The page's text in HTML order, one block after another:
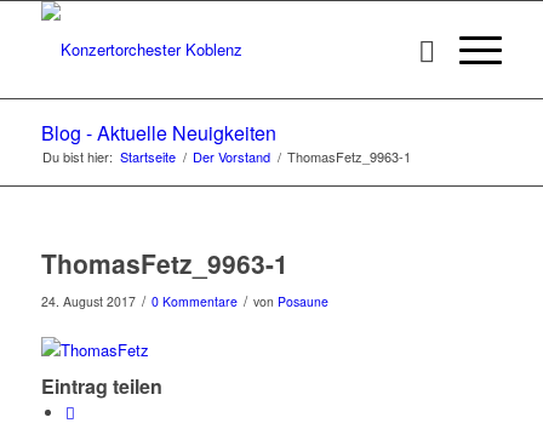
Blog - Aktuelle Neuigkeiten
Du bist hier: Startseite / Der Vorstand / ThomasFetz_9963-1
ThomasFetz_9963-1
24. August 2017 / 0 Kommentare / von Posaune
Eintrag teilen